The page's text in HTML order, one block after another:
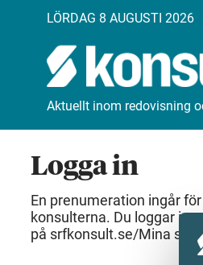
LÖRDAG 8 AUGUSTI 2026
Aktuellt inom redovisning
Logga in
En prenumeration ingår
konsulterna. Du loggar in
på srfkonsult.se/Mina